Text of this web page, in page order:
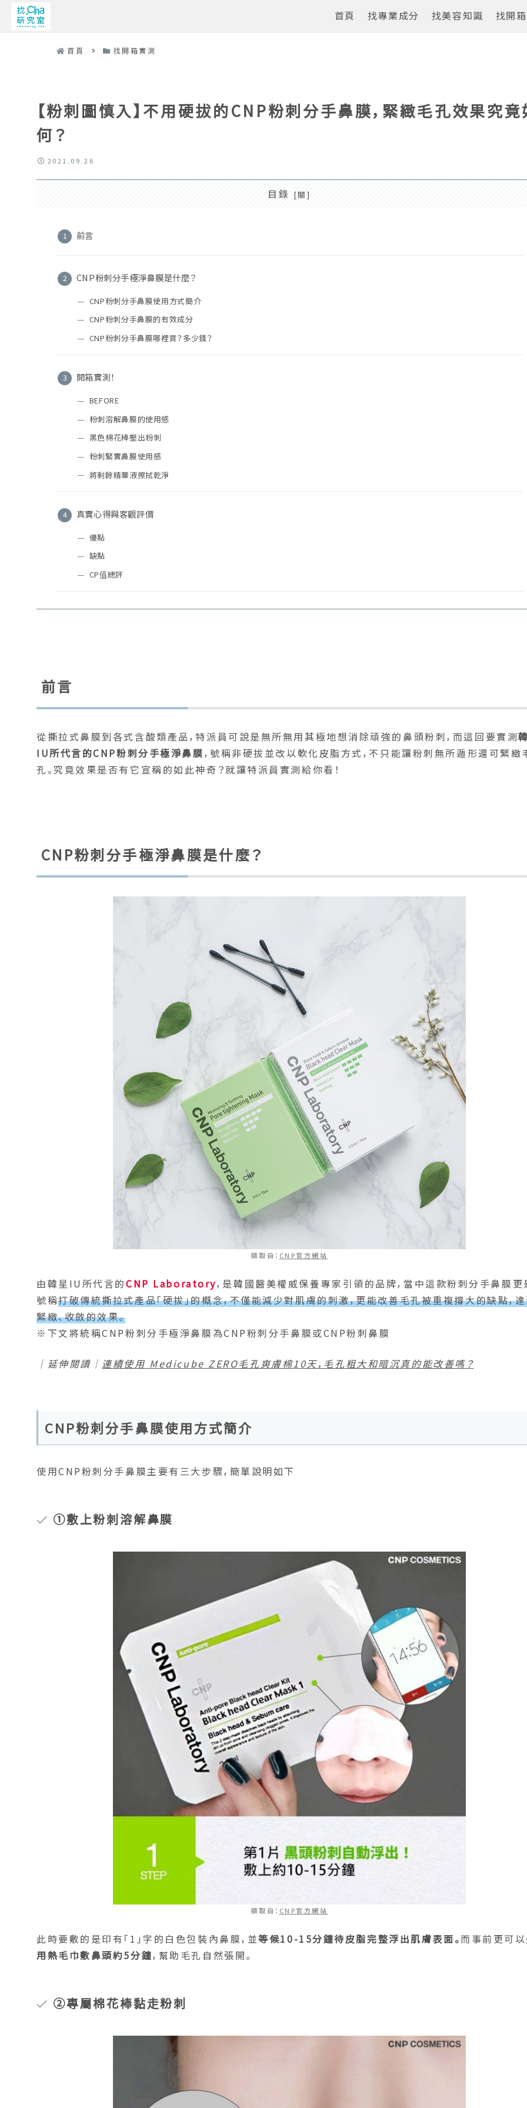
首頁 找專業成分 找美容知識 找開
首頁 找開箱實測
【粉刺圖慎入】不用硬拔的CNP粉刺分手鼻膜，緊緻毛孔效果究竟
何？
2021.09.26
目錄
前言
CNP粉刺分手極淨鼻膜是什麼？
CNP粉刺分手鼻膜使用方式簡介
CNP粉刺分手鼻膜的有效成分
CNP粉刺分手鼻膜哪裡買？多少錢？
開箱實測！
BEFORE
粉刺溶解鼻膜的使用感
黑色棉花棒壓出粉刺
粉刺緊實鼻膜使用感
將剩餘精華液擦拭乾淨
真實心得與客觀評價
優點
缺點
CP值總評
前言
從撕拉式鼻膜到各式含酸類產品，特派員可說是無所無用其極地想消除頑強的鼻頭粉刺，而這回要實測
IU所代言的CNP粉刺分手極淨鼻膜，號稱非硬拔並改以軟化皮脂方式，不只能讓粉刺無所遁形還可緊緻
孔。究竟效果是否有它宣稱的如此神奇？就讓特派員實測給你看！
CNP粉刺分手極淨鼻膜是什麼？
擷取自： CNP官方網站
由韓星IU所代言的CNP Laboratory，是韓國醫美權威保養專家引領的品牌，當中這款粉刺分手鼻膜更
號稱打破傳統撕拉式產品「硬拔」的概念，不僅能減少對肌膚的刺激，更能改善毛孔被重複撐大的缺點，
緊緻、收斂的效果。
※下文將統稱CNP粉刺分手極淨鼻膜為CNP粉刺分手鼻膜或CNP粉刺鼻膜
｜延伸閱讀｜ 連續使用 Medicube ZERO毛孔爽膚棉10天，毛孔粗大和暗沉真的能改善嗎？
CNP粉刺分手鼻膜使用方式簡介
使用CNP粉刺分手鼻膜主要有三大步驟，簡單說明如下
①敷上粉刺溶解鼻膜
擷取自： CNP官方網站
此時要敷的是印有「1」字的白色包裝內鼻膜，並等候10-15分鐘待皮脂完整浮出肌膚表面。而事前更可
用熱毛巾敷鼻頭約5分鐘，幫助毛孔自然張開。
②專屬棉花棒黏走粉刺